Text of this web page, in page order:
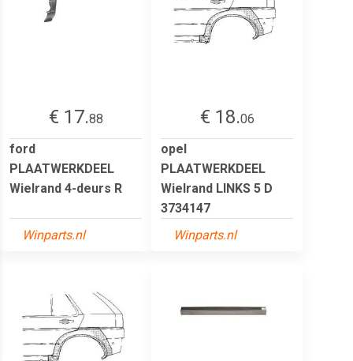
€ 17.88
ford
PLAATWERKDEEL
Wielrand 4-deurs R
Winparts.nl
€ 18.06
opel
PLAATWERKDEEL
Wielrand LINKS 5 D
3734147
Winparts.nl